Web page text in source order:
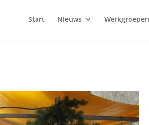
Start Nieuws Werkgroepen